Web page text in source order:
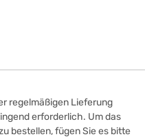
regelmäßigen Lieferung
erforderlich. Um das
bestellen, fügen Sie es bitte